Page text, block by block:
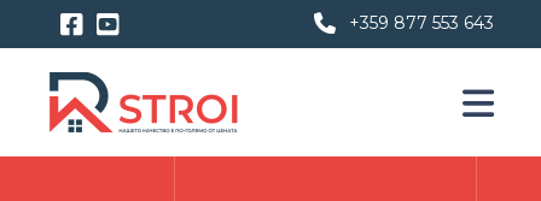
+359 877 553 643